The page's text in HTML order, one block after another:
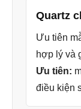
Quartz
Ưu tiên
hợp lý và
Ưu tiên:
điều kiện